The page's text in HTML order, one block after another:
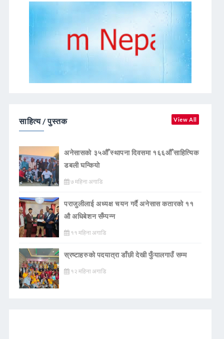
साहित्य / पुस्तक View All
अनेसासको ३५औँ स्थापना दिवसमा १६६औँ साहित्यिक
डबली घन्कियाे
७ महिना अगाडि
पराजुलीलाई अध्यक्ष चयन गर्दै अनेसास कतारको ११
औ अधिबेशन सँम्पन्न
११ महिना अगाडि
स्रष्टाहरुको पदयात्रा डाँछी देखी फुँयालगाउँ सम्म
१२ महिना अगाडि